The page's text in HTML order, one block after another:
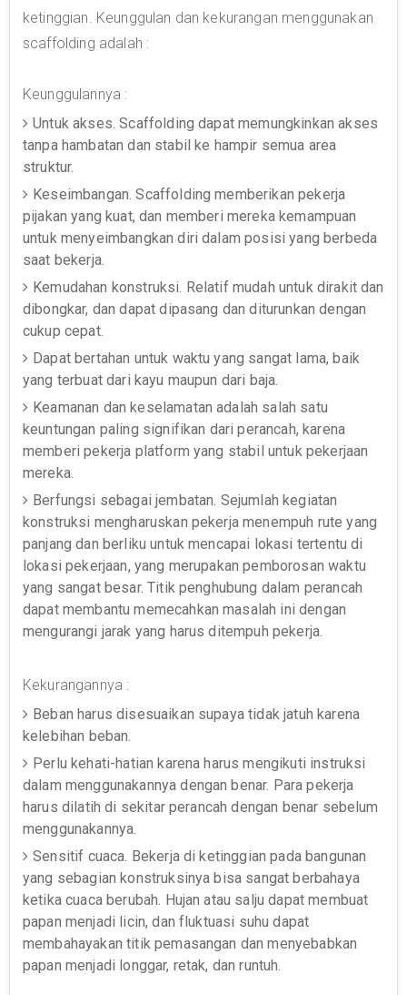
ketinggian. Keunggulan dan kekurangan menggunakan
scaffolding adalah :
Keunggulannya :
Untuk akses. Scaffolding dapat memungkinkan akses
tanpa hambatan dan stabil ke hampir semua area
struktur.
Keseimbangan. Scaffolding memberikan pekerja
pijakan yang kuat, dan memberi mereka kemampuan
untuk menyeimbangkan diri dalam posisi yang berbeda
saat bekerja.
Kemudahan konstruksi. Relatif mudah untuk dirakit dan
dibongkar, dan dapat dipasang dan diturunkan dengan
cukup cepat.
Dapat bertahan untuk waktu yang sangat lama, baik
yang terbuat dari kayu maupun dari baja.
Keamanan dan keselamatan adalah salah satu
keuntungan paling signifikan dari perancah, karena
memberi pekerja platform yang stabil untuk pekerjaan
mereka.
Berfungsi sebagai jembatan. Sejumlah kegiatan
konstruksi mengharuskan pekerja menempuh rute yang
panjang dan berliku untuk mencapai lokasi tertentu di
lokasi pekerjaan, yang merupakan pemborosan waktu
yang sangat besar. Titik penghubung dalam perancah
dapat membantu memecahkan masalah ini dengan
mengurangi jarak yang harus ditempuh pekerja.
Kekurangannya :
Beban harus disesuaikan supaya tidak jatuh karena
kelebihan beban.
Perlu kehati-hatian karena harus mengikuti instruksi
dalam menggunakannya dengan benar. Para pekerja
harus dilatih di sekitar perancah dengan benar sebelum
menggunakannya.
Sensitif cuaca. Bekerja di ketinggian pada bangunan
yang sebagian konstruksinya bisa sangat berbahaya
ketika cuaca berubah. Hujan atau salju dapat membuat
papan menjadi licin, dan fluktuasi suhu dapat
membahayakan titik pemasangan dan menyebabkan
papan menjadi longgar, retak, dan runtuh.